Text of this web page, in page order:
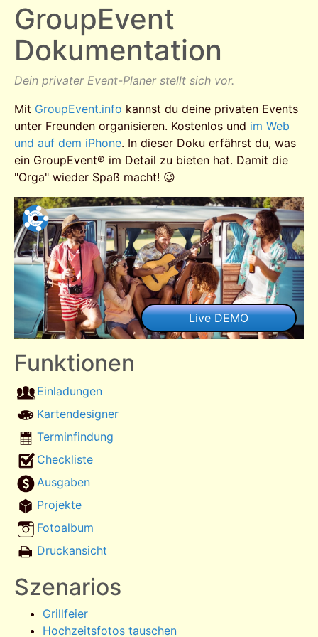
GroupEvent
Dokumentation
Dein privater Event-Planer stellt sich vor.
Mit GroupEvent.info kannst du deine privaten Events
unter Freunden organisieren. Kostenlos und im Web
und auf dem iPhone. In dieser Doku erfährst du, was
ein GroupEvent® im Detail zu bieten hat. Damit die
"Orga" wieder Spaß macht! 😉
Funktionen
Einladungen
Kartendesigner
Terminfindung
Checkliste
Ausgaben
Projekte
Fotoalbum
Druckansicht
Szenarios
Grillfeier
Hochzeitsfotos tauschen